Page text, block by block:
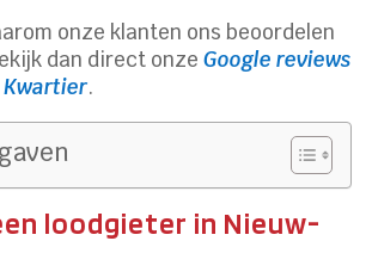
onze klanten ons beoordelen
dan direct onzeGoogle reviews
.
loodgieter in Nieuw-